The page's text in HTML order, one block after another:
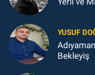
YUSUF
Bekleyiş